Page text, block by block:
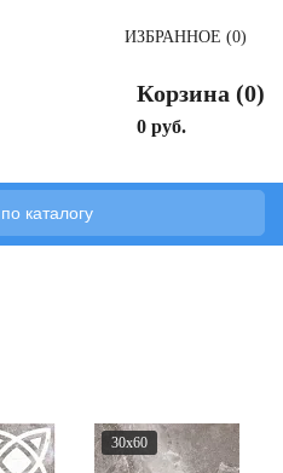
ИЗБРАННОЕ (0)
Корзина (0)
0 руб.
30x60